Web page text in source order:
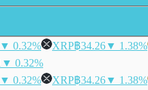
▼ 0.32% XRP฿34.26▼ 1.38%
▼ 0.32%
▼ 0.32% XRP฿34.26▼ 1.38%